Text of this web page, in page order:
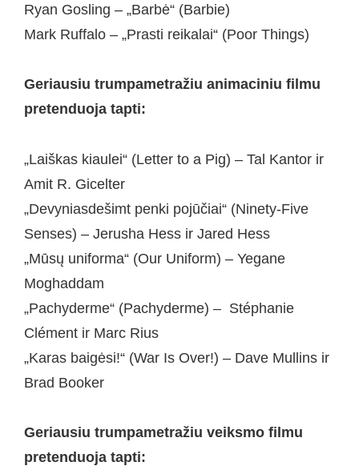
Ryan Gosling – „Barbė“ (Barbie)
Mark Ruffalo – „Prasti reikalai“ (Poor Things)
Geriausiu trumpametražiu animaciniu filmu
pretenduoja tapti:
„Laiškas kiaulei“ (Letter to a Pig) – Tal Kantor ir
Amit R. Gicelter
„Devyniasdešimt penki pojūčiai“ (Ninety-Five
Senses) – Jerusha Hess ir Jared Hess
„Mūsų uniforma“ (Our Uniform) – Yegane
Moghaddam
„Pachyderme“ (Pachyderme) – Stéphanie
Clément ir Marc Rius
„Karas baigėsi!“ (War Is Over!) – Dave Mullins ir
Brad Booker
Geriausiu trumpametražiu veiksmo filmu
pretenduoja tapti: